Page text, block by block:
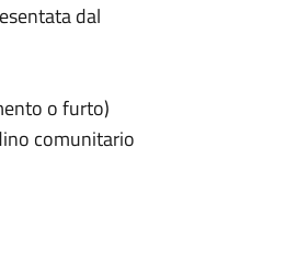
dal
o furto)
comunitario